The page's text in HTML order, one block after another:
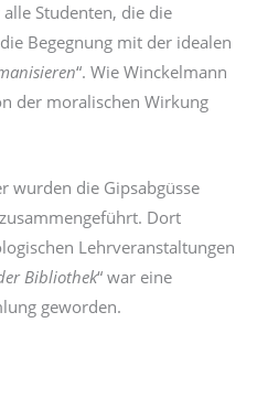
Studenten, die die
Begegnung mit der idealen
“. Wie Winckelmann
der moralischen Wirkung
wurden die Gipsabgüsse
Dort
Lehrveranstaltungen
Bibliothek“ war eine
geworden.